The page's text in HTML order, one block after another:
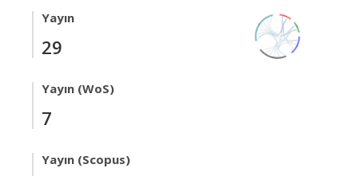
Yayın
29
Yayın (WoS)
7
Yayın (Scopus)